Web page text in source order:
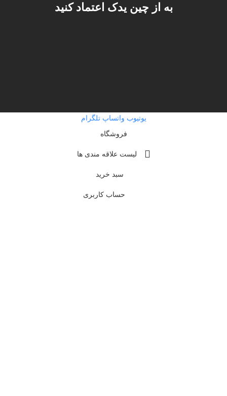
به از چین یدک اعتماد کنید
یوتیوب واتساپ تلگرام
فروشگاه
لیست علاقه مندی ها
سبد خرید
حساب کاربری